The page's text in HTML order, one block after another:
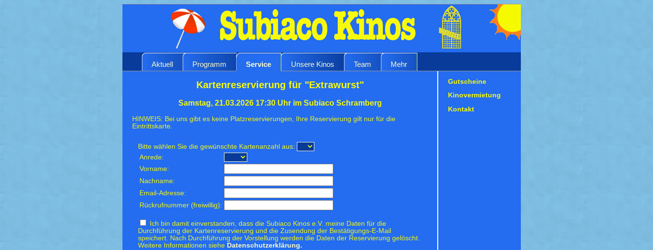
Aktuell Programm Service Unsere Kinos Team Mehr
Kartenreservierung für "Extrawurst"
Samstag, 21.03.2026 17:30 Uhr im Subiaco Schramberg
HINWEIS: Bei uns gibt es keine Platzreservierungen, Ihre Reservierung gilt nur für die
Eintrittskarte.
Bitte wählen Sie die gewünschte Kartenanzahl aus:
Anrede:
Vorname:
Nachname:
Email-Adresse:
Rückrufnummer (freiwillig):
Ich bin damit einverstanden, dass die Subiaco Kinos e.V. meine Daten für die
Durchführung der Kartenreservierung und die Zusendung der Bestätigungs-E-Mail
speichert. Nach Durchführung der Vorstellung werden die Daten der Reservierung gelöscht.
Weitere Informationen siehe Datenschutzerklärung.
Gutscheine
Kinovermietung
Kontakt